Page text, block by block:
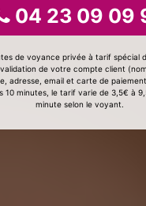
04 23 09 09
de voyance privée à tarif spécial
de votre compte client
adresse, email et carte de
10 minutes, le tarif varie de 3,5€ à
minute selon le voyant.